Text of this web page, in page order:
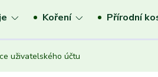
Koření Přírodní
uživatelského účtu